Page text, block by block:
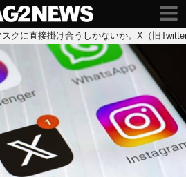
クに直接掛け合うしかないか。X（旧